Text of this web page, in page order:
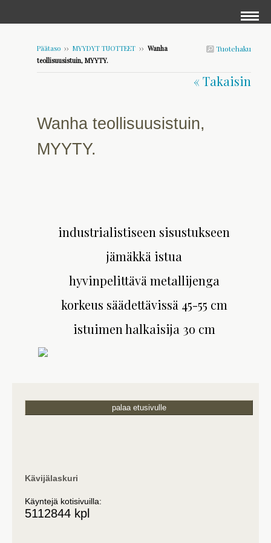
Tuotehaku
Päätaso ›› MYYDYT TUOTTEET ›› Wanha
teollisuusistuin, MYYTY.
« Takaisin
Wanha teollisuusistuin,
MYYTY.
industrialistiseen sisustukseen
jämäkkä istua
hyvinpelittävä metallijenga
korkeus säädettävissä 45-55 cm
istuimen halkaisija 3o cm
palaa etusivulle
Kävijälaskuri
Käyntejä kotisivuilla:
5112844 kpl